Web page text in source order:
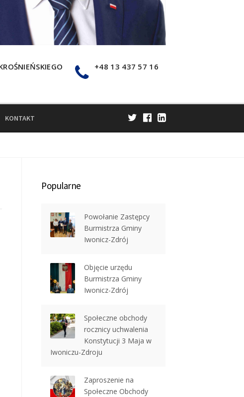
+48 13 437 57 16
KONTAKT
Popularne
Powołanie Zastępcy
Burmistrza Gminy
Iwonicz-Zdrój
Objęcie urzędu
Burmistrza Gminy
Iwonicz-Zdrój
Społeczne obchody
rocznicy uchwalenia
Konstytucji 3 Maja w
Iwoniczu-Zdroju
Zaproszenie na
Społeczne Obchody